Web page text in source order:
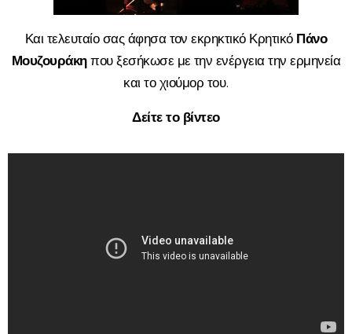
Και τελευταίο σας άφησα τον εκρηκτικό ΚρητικόΠάνο
Μουζουράκηπου ξεσήκωσε με την ενέργεια την ερμηνεία
και το χιούμορ του.
Δείτε το βίντεο